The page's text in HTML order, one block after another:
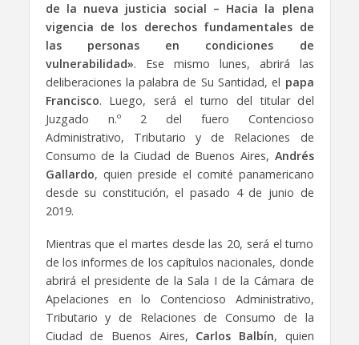
de la nueva justicia social – Hacia la plena
vigencia de los derechos fundamentales de
las personas en condiciones de
vulnerabilidad». Ese mismo lunes, abrirá las
deliberaciones la palabra de Su Santidad, el papa
Francisco. Luego, será el turno del titular del
Juzgado n.º 2 del fuero Contencioso
Administrativo, Tributario y de Relaciones de
Consumo de la Ciudad de Buenos Aires, Andrés
Gallardo, quien preside el comité panamericano
desde su constitución, el pasado 4 de junio de
2019.
Mientras que el martes desde las 20, será el turno
de los informes de los capítulos nacionales, donde
abrirá el presidente de la Sala I de la Cámara de
Apelaciones en lo Contencioso Administrativo,
Tributario y de Relaciones de Consumo de la
Ciudad de Buenos Aires, Carlos Balbín, quien